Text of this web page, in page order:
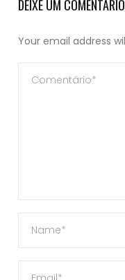
DEIXE UM COMENTÁRIO
Your email address